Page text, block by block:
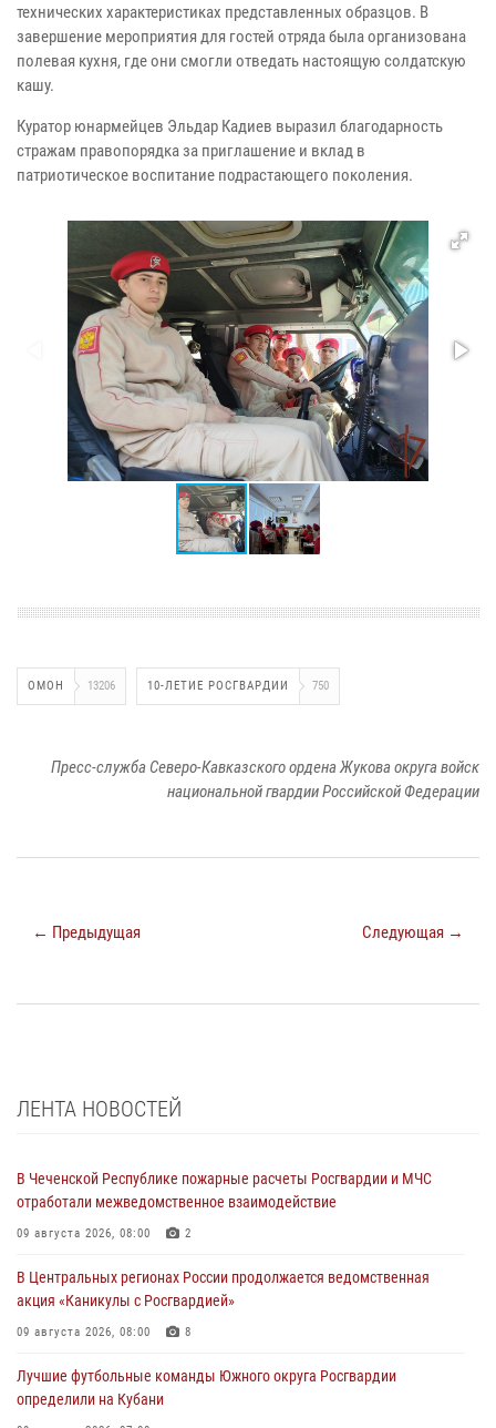
технических характеристиках представленных образцов. В
завершение мероприятия для гостей отряда была организована
полевая кухня, где они смогли отведать настоящую солдатскую
кашу.
Куратор юнармейцев Эльдар Кадиев выразил благодарность
стражам правопорядка за приглашение и вклад в
патриотическое воспитание подрастающего поколения.
ОМОН 13206 10-ЛЕТИЕ РОСГВАРДИИ 750
Пресс-служба Северо-Кавказского ордена Жукова округа войск
национальной гвардии Российской Федерации
← Предыдущая Следующая →
ЛЕНТА НОВОСТЕЙ
В Чеченской Республике пожарные расчеты Росгвардии и МЧС
отработали межведомственное взаимодействие
09 августа 2026, 08:00 2
В Центральных регионах России продолжается ведомственная
акция «Каникулы с Росгвардией»
09 августа 2026, 08:00 8
Лучшие футбольные команды Южного округа Росгвардии
определили на Кубани